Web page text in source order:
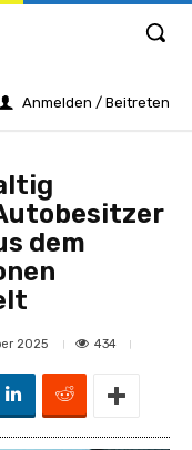
Anmelden / Beitreten
dem
2025 434